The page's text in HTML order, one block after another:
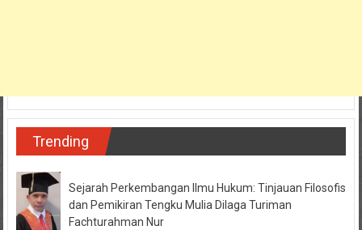
Trending
Sejarah Perkembangan Ilmu Hukum: Tinjauan Filosofis
dan Pemikiran Tengku Mulia Dilaga Turiman
Fachturahman Nur